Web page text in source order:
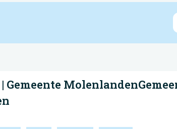
Gemeente